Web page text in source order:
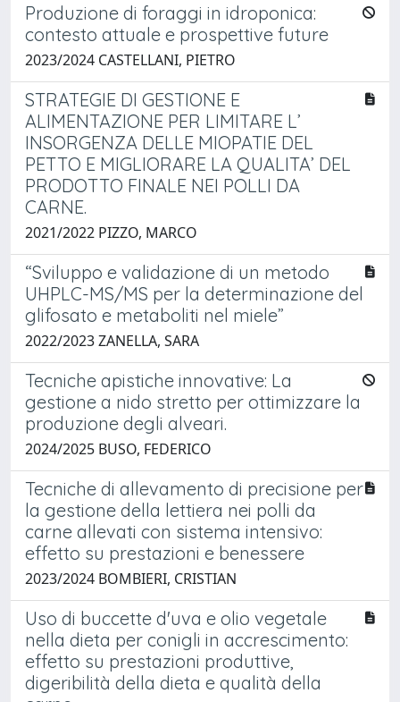
Produzione di foraggi in idroponica:
contesto attuale e prospettive future
2023/2024 CASTELLANI, PIETRO
STRATEGIE DI GESTIONE E
ALIMENTAZIONE PER LIMITARE L’
INSORGENZA DELLE MIOPATIE DEL
PETTO E MIGLIORARE LA QUALITA’ DEL
PRODOTTO FINALE NEI POLLI DA
CARNE.
2021/2022 PIZZO, MARCO
“Sviluppo e validazione di un metodo
UHPLC-MS/MS per la determinazione del
glifosato e metaboliti nel miele”
2022/2023 ZANELLA, SARA
Tecniche apistiche innovative: La
gestione a nido stretto per ottimizzare la
produzione degli alveari.
2024/2025 BUSO, FEDERICO
Tecniche di allevamento di precisione per
la gestione della lettiera nei polli da
carne allevati con sistema intensivo:
effetto su prestazioni e benessere
2023/2024 BOMBIERI, CRISTIAN
Uso di buccette d'uva e olio vegetale
nella dieta per conigli in accrescimento:
effetto su prestazioni produttive,
digeribilità della dieta e qualità della